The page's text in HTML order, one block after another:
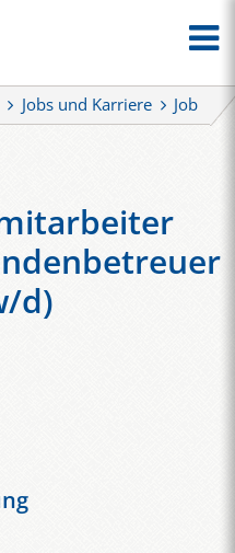
Jobs und Karriere Job
d)